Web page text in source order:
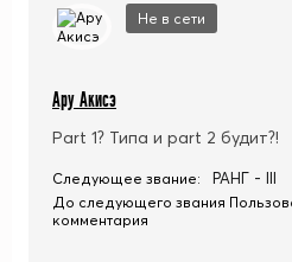
Не в сети
Ару Акисэ
Part 1? Типа и part 2 будит?!
Следующее звание: РАНГ - III
До следующего звания
комментария